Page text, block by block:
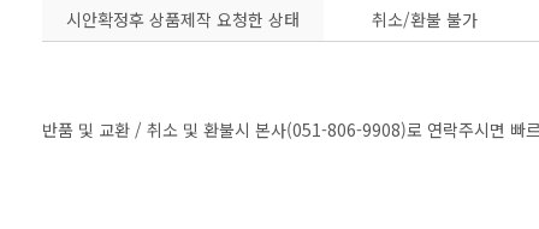
시안확정후 상품제작 요청한 상태
취소/환불 불가
반품 및 교환 / 취소 및 환불시 본사(051-806-9908)로 연락주시면 빠